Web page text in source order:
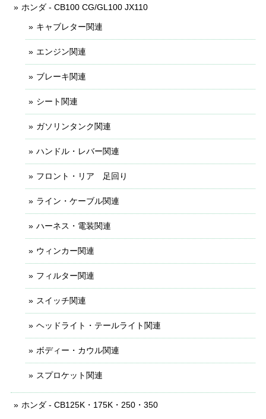
ホンダ - CB100 CG/GL100 JX110
キャブレター関連
エンジン関連
ブレーキ関連
シート関連
ガソリンタンク関連
ハンドル・レバー関連
フロント・リア 足回り
ライン・ケーブル関連
ハーネス・電装関連
ウィンカー関連
フィルター関連
スイッチ関連
ヘッドライト・テールライト関連
ボディー・カウル関連
スプロケット関連
ホンダ - CB125K・175K・250・350